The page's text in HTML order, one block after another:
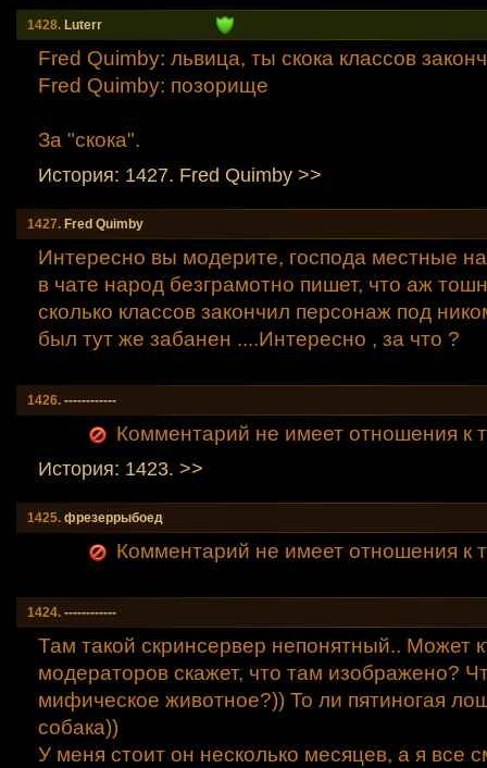
1428. Luterr
Fred Quimby: львица, ты скока классов
Fred Quimby: позорище
За "скока".
История: 1427. Fred Quimby >>
1427. Fred Quimby
Интересно вы модерите, господа местные
в чате народ безграмотно пишет, что аж
сколько классов закончил персонаж под
был тут же забанен ....Интересно , за что ?
1426. ------------
Комментарий не имеет отношения к
История: 1423. >>
1425. фрезеррыбоед
Комментарий не имеет отношения к
1424. ------------
Там такой скринсервер непонятный.. Может
модераторов скажет, что там изображено?
мифическое животное?)) То ли пятиногая
собака))
У меня стоит он несколько месяцев, а я все